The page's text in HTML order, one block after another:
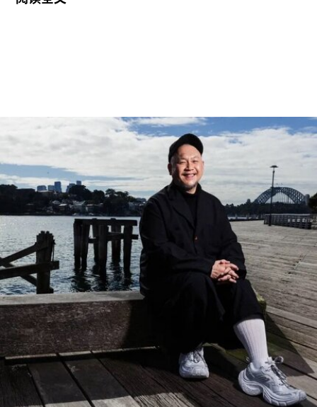
列入世界遗产名录。这组统称为“阿尔托作品”
空间，涵盖住宅、公共、市政、社区及文化建筑。
根据联合国教科文组织的说明，这些作品展现了“以
人为本、因地制宜且富有同理心的设计理念，体现
了芬兰对现代建筑的重要贡献”。
入选项目中最早期的代表作之一是位于赫尔辛基的
“阿尔瓦·阿尔托之家”（Aalto House，1936），由
阿尔瓦·阿尔托与其妻子艾诺·阿尔托共同设计，作
为两人的私人住宅。在13项作品中，有5项位于芬
兰首都赫尔辛基，包括文化之家（House of
Culture，1958）活动中心，以及著名的芬兰大厅
（Finlandia Hall，1971），后者兼具会议中心与音
乐厅功能。
另一项重要作品是赛纳察洛市政厅（Säynätsalo
Town Hall），由阿尔瓦·阿尔托与艾丽莎·阿尔托于